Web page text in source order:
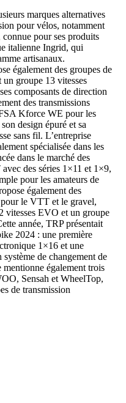
marques alternatives
pour vélos, notamment
pour ses produits
italienne Ingrid, qui
artisanaux.
également des groupes de
groupe 13 vitesses
composants de direction
des transmissions
Kforce WE pour les
design épuré et sa
sans fil. L’entreprise
spécialisée dans les
dans le marché des
des séries 1×11 et 1×9,
pour les amateurs de
également des
le VTT et le gravel,
vitesses EVO et un groupe
année, TRP présentait
2024 : une première
1×16 et une
de changement de
également trois
Sensah et WheelTop,
de transmission